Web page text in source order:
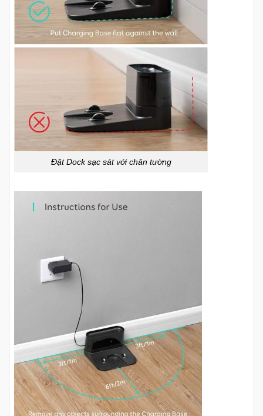
Đặt Dock sạc sát với chân tường